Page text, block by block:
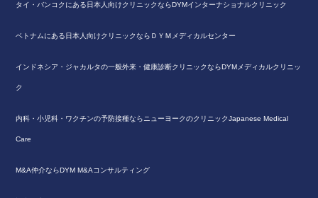
タイ・バンコクにある日本人向けクリニックならDYMインターナショナルクリニック
ベトナムにある日本人向けクリニックならＤＹＭメディカルセンター
インドネシア・ジャカルタの一般外来・健康診断クリニックならDYMメディカルクリニッ
ク
内科・小児科・ワクチンの予防接種ならニューヨークのクリニックJapanese Medical
Care
M&A仲介ならDYM M&Aコンサルティング